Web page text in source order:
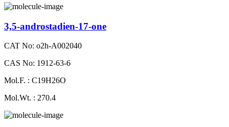
3,5-androstadien-17-one
CAT No: o2h-A002040
CAS No: 1912-63-6
Mol.F. : C19H26O
Mol.Wt. : 270.4